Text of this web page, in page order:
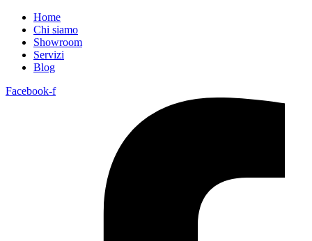
Home
Chi siamo
Showroom
Servizi
Blog
Facebook-f